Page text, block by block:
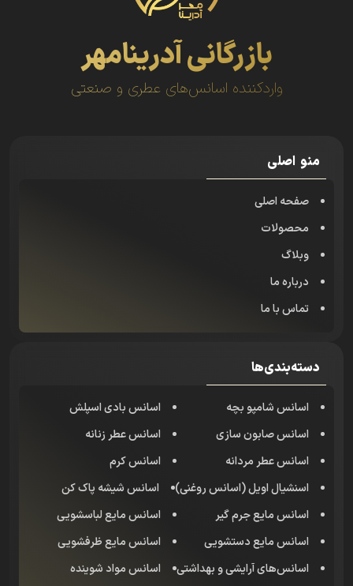
بازرگانی آدرینامهر
واردکننده اسانس‌های عطری و صنعتی
منو اصلی
صفحه اصلی
محصولات
وبلاگ
درباره ما
تماس با ما
دسته‌بندی‌ها
اسانس شامپو بچه
اسانس بادی اسپلش
اسانس صابون سازی
اسانس عطر زنانه
اسانس عطر مردانه
اسانس کرم
اسنشیال اویل (اسانس روغنی)
اسانس شیشه پاک کن
اسانس مایع جرم گیر
اسانس مایع لباسشویی
اسانس مایع دستشویی
اسانس مایع ظرفشویی
اسانس‌های آرایشی و بهداشتی
اسانس مواد شوینده